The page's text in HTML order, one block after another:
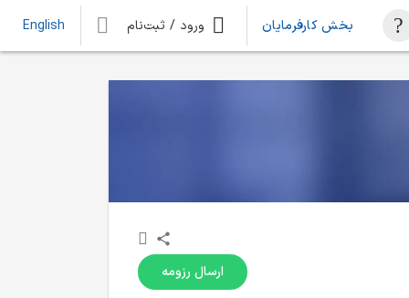
بخش کارفرمایان ورود / ثبت‌نام English
ارسال رزومه